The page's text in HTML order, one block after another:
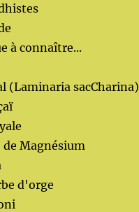
à connaître...
(Laminaria sacCharina)
de Magnésium
d'orge